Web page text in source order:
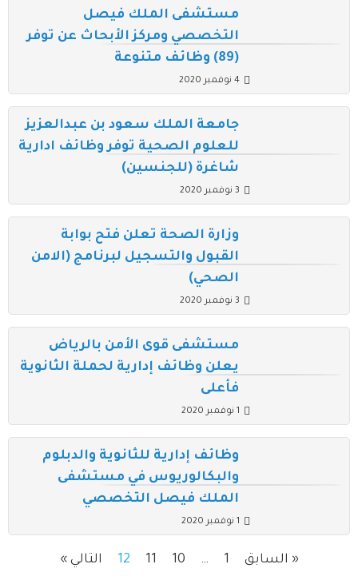
مستشفى الملك فيصل
التخصصي ومركز الأبحاث عن توفر
(89) وظائف متنوعة
4 نوفمبر 2020
جامعة الملك سعود بن عبدالعزيز
للعلوم الصحية توفر وظائف ادارية
شاغرة (للجنسين)
3 نوفمبر 2020
وزارة الصحة تعلن فتح بوابة
القبول والتسجيل لبرنامج (الامن
الصحي)
3 نوفمبر 2020
مستشفى قوى الأمن بالرياض
يعلن وظائف إدارية لحملة الثانوية
فأعلى
1 نوفمبر 2020
وظائف إدارية للثانوية والدبلوم
والبكالوريوس في مستشفى
الملك فيصل التخصصي
1 نوفمبر 2020
« السابق 1
…
10
11
12 التالي »